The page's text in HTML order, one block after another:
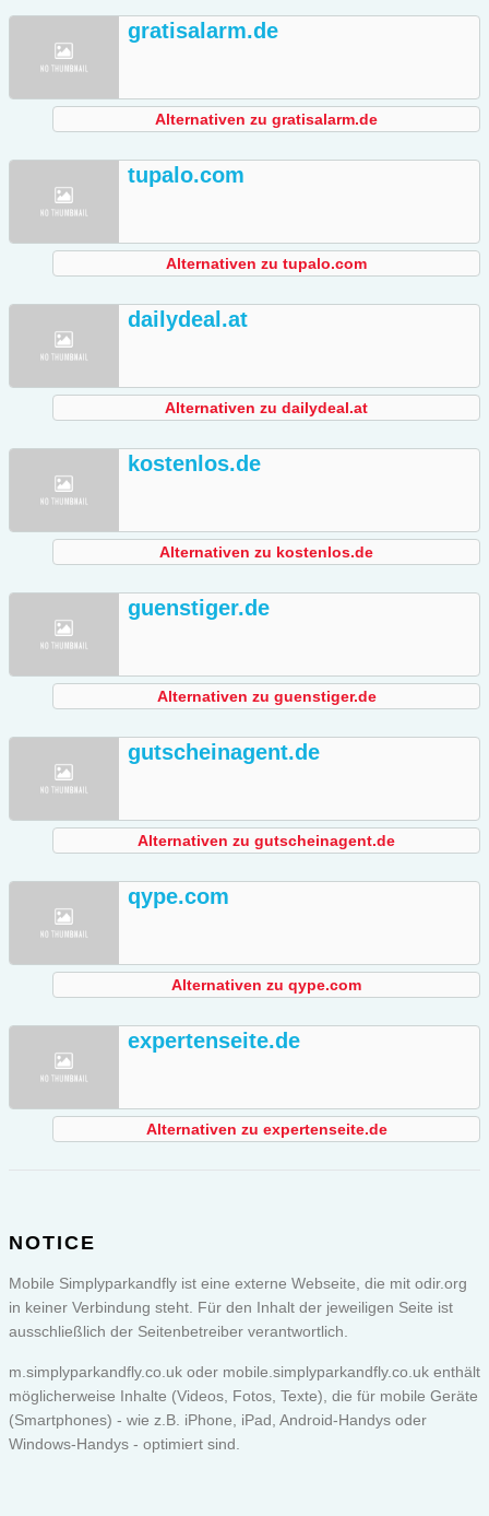
gratisalarm.de
Alternativen zu gratisalarm.de
tupalo.com
Alternativen zu tupalo.com
dailydeal.at
Alternativen zu dailydeal.at
kostenlos.de
Alternativen zu kostenlos.de
guenstiger.de
Alternativen zu guenstiger.de
gutscheinagent.de
Alternativen zu gutscheinagent.de
qype.com
Alternativen zu qype.com
expertenseite.de
Alternativen zu expertenseite.de
NOTICE
Mobile Simplyparkandfly ist eine externe Webseite, die mit odir.org
in keiner Verbindung steht. Für den Inhalt der jeweiligen Seite ist
ausschließlich der Seitenbetreiber verantwortlich.
m.simplyparkandfly.co.uk oder mobile.simplyparkandfly.co.uk enthält
möglicherweise Inhalte (Videos, Fotos, Texte), die für mobile Geräte
(Smartphones) - wie z.B. iPhone, iPad, Android-Handys oder
Windows-Handys - optimiert sind.